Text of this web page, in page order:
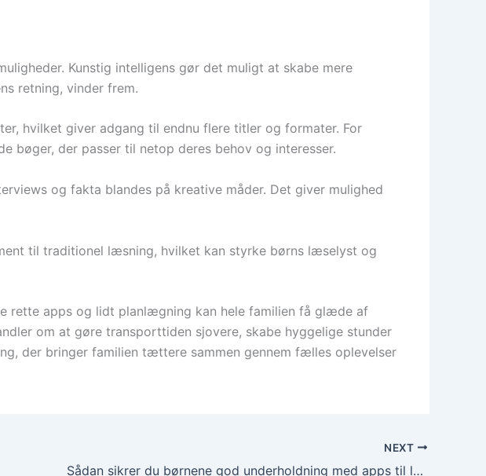
Kunstig intelligens gør det muligt at skabe mere
retning, vinder frem.
hvilket giver adgang til endnu flere titler og formater. For
bøger, der passer til netop deres behov og interesser.
og fakta blandes på kreative måder. Det giver mulighed
til traditionel læsning, hvilket kan styrke børns læselyst og
rette apps og lidt planlægning kan hele familien få glæde af
om at gøre transporttiden sjovere, skabe hyggelige stunder
der bringer familien tættere sammen gennem fælles oplevelser
NEXT
Sådan sikrer du børnene god underholdning med apps til lydbøger